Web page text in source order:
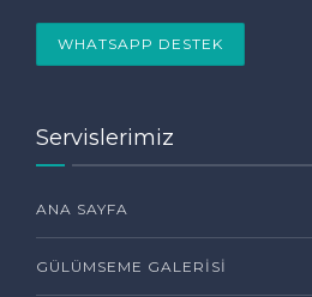
WHATSAPP DESTEK
Servislerimiz
ANA SAYFA
GÜLÜMSEME GALERISI